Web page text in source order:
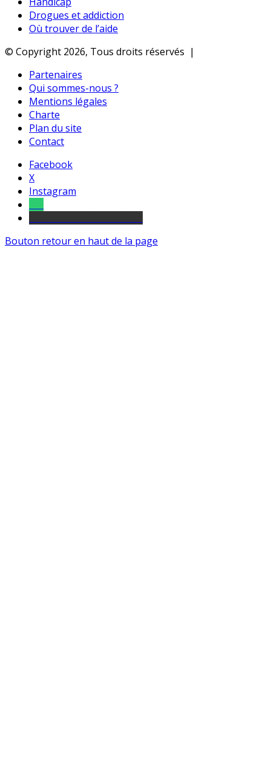
Drogues et addiction
Où trouver de l’aide
© Copyright 2026, Tous droits réservés |
Partenaires
Qui sommes-nous ?
Mentions légales
Charte
Plan du site
Contact
Facebook
X
Instagram
Bouton retour en haut de la page